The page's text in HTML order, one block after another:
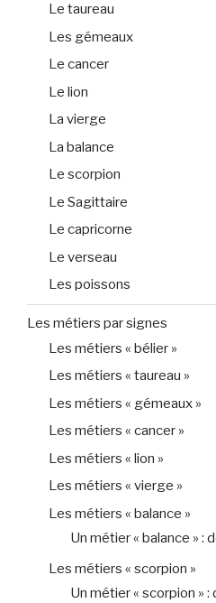
Le taureau
Les gémeaux
Le cancer
Le lion
La vierge
La balance
Le scorpion
Le Sagittaire
Le capricorne
Le verseau
Les poissons
Les métiers par signes
Les métiers « bélier »
Les métiers « taureau »
Les métiers « gémeaux »
Les métiers « cancer »
Les métiers « lion »
Les métiers « vierge »
Les métiers « balance »
Un métier « balance » :
Les métiers « scorpion »
Un métier « scorpion »